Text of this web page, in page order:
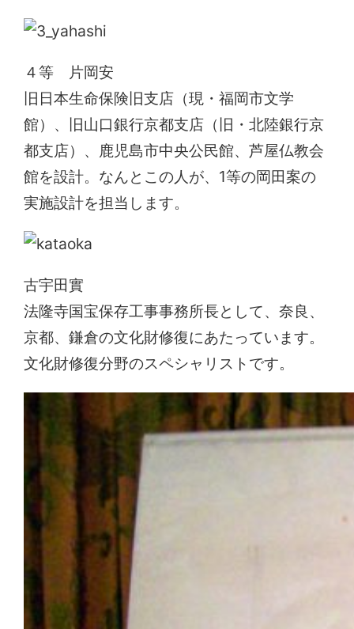
４等 片岡安
旧日本生命保険旧支店（現・福岡市文学
館）、旧山口銀行京都支店（旧・北陸銀行京
都支店）、鹿児島市中央公民館、芦屋仏教会
館を設計。なんとこの人が、1等の岡田案の
実施設計を担当します。
古宇田實
法隆寺国宝保存工事事務所長として、奈良、
京都、鎌倉の文化財修復にあたっています。
文化財修復分野のスペシャリストです。